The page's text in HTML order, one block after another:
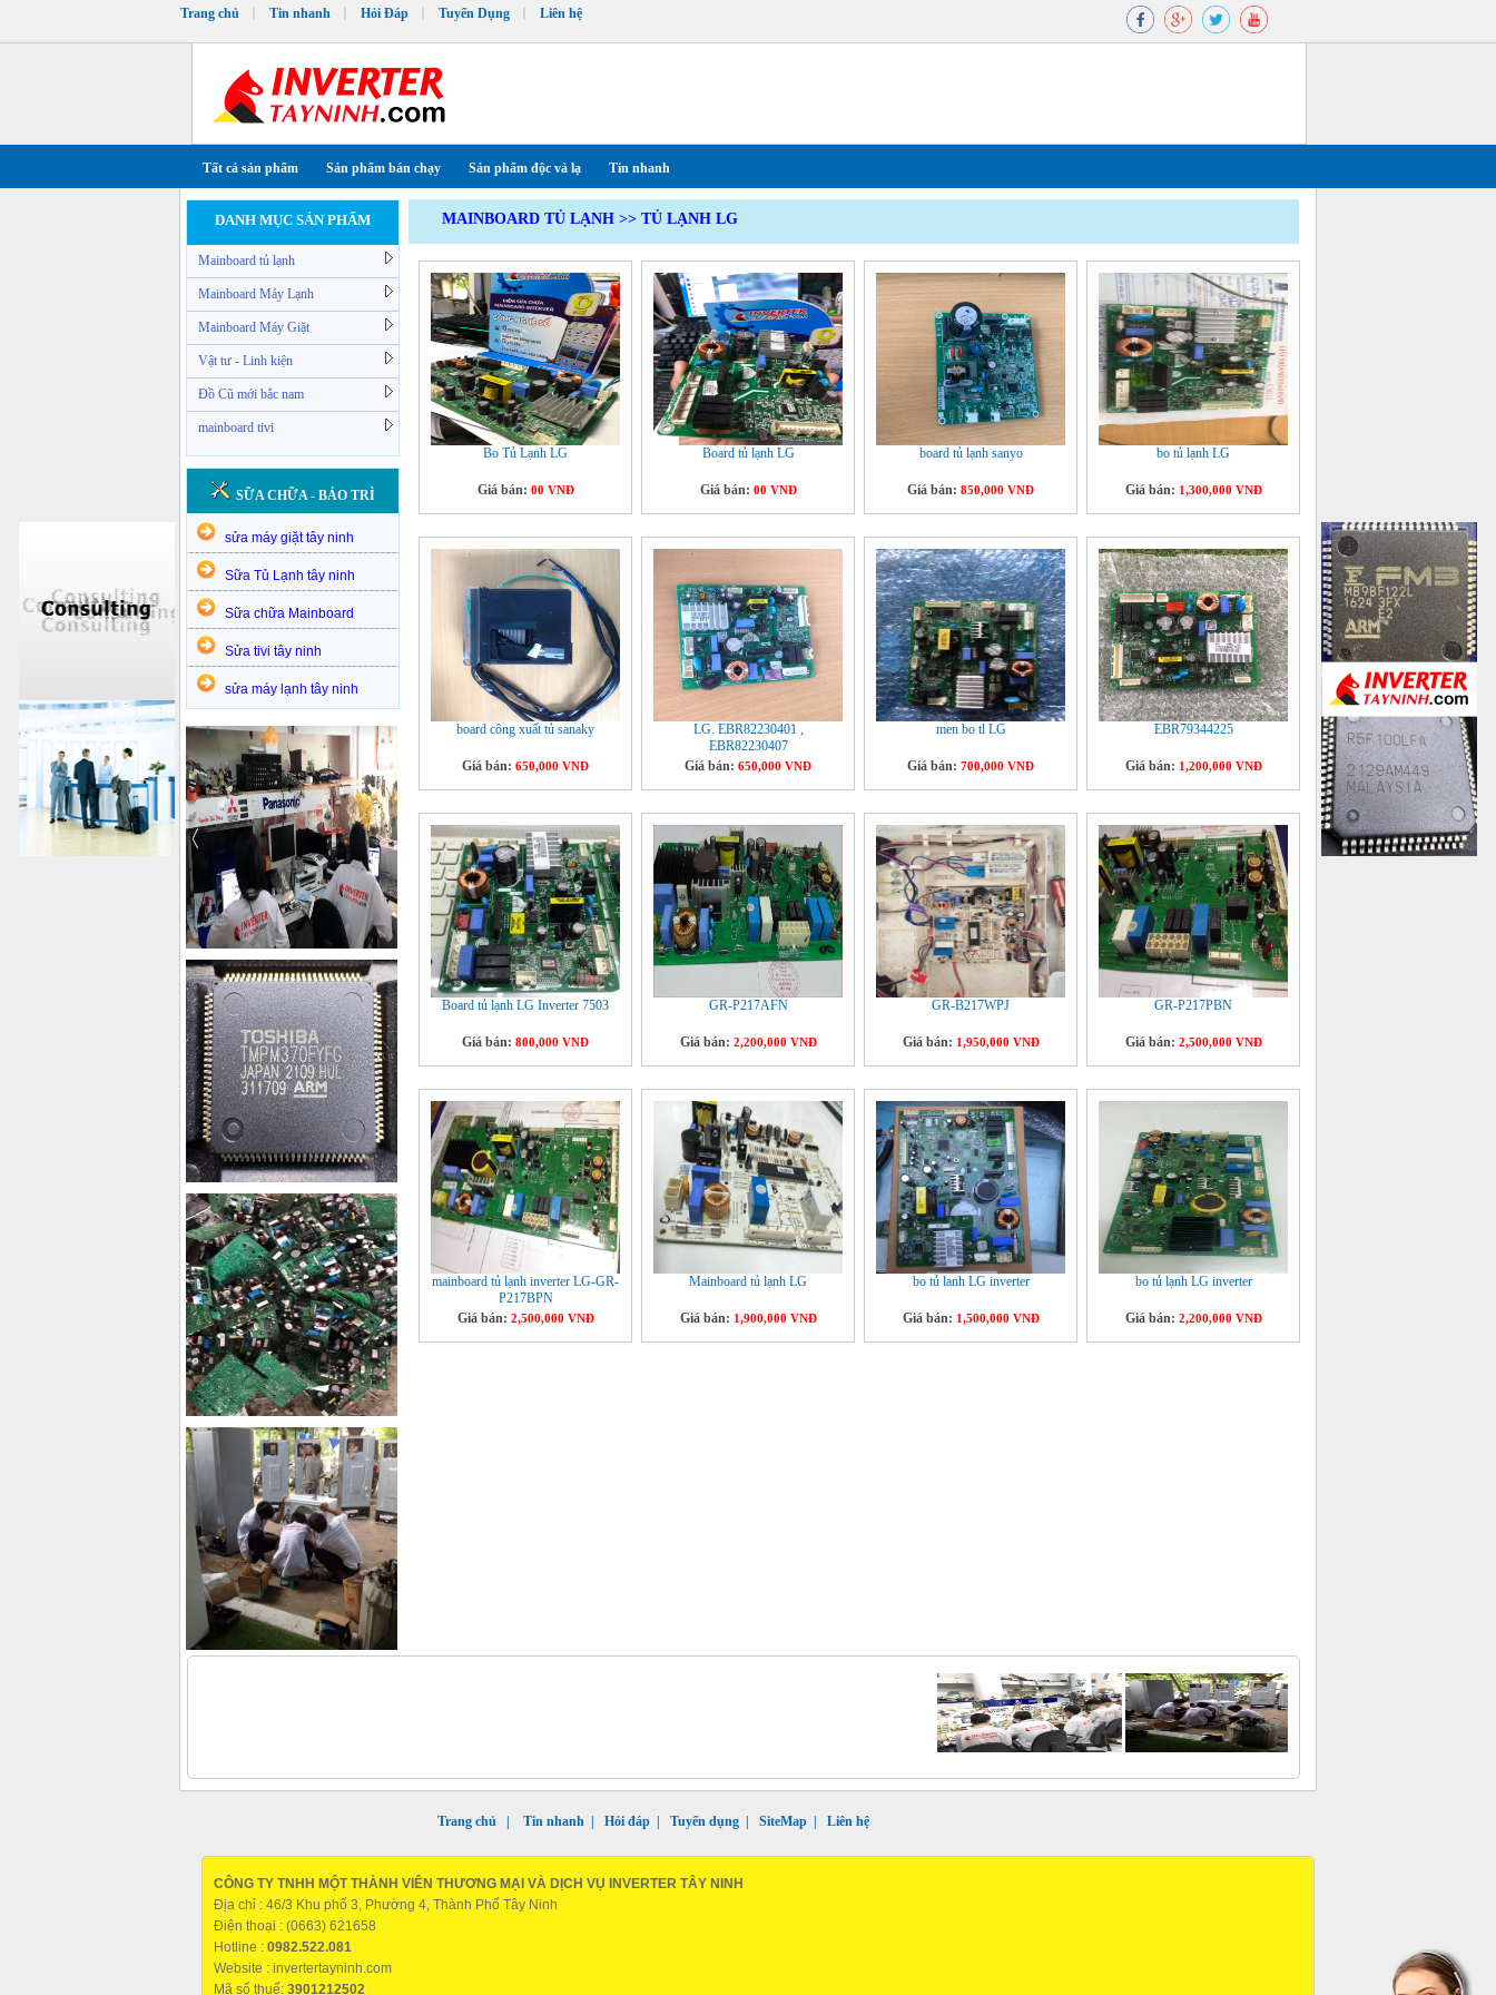
Trang chủ Tin nhanh Hỏi Đáp Tuyển Dụng Liên hệ
Tất cả sản phẩm Sản phẩm bán chạy Sản phẩm độc và lạ Tin nhanh
DANH MỤC SẢN PHẨM
Mainboard tủ lạnh
Mainboard Máy Lạnh
Mainboard Máy Giặt
Vật tư - Linh kiện
Đồ Cũ mới bắc nam
mainboard tivi
SỮA CHỮA - BẢO TRÌ
sửa máy giặt tây ninh
Sữa Tủ Lạnh tây ninh
Sữa chữa Mainboard
Sửa tivi tây ninh
sửa máy lạnh tây ninh
MAINBOARD TỦ LẠNH >> TỦ LẠNH LG
Bo Tủ Lạnh LG
Giá bán: 00 VNĐ
Board tủ lạnh LG
Giá bán: 00 VNĐ
board tủ lạnh sanyo
Giá bán: 850,000 VNĐ
bo tủ lạnh LG
Giá bán: 1,300,000 VNĐ
board công xuất tủ sanaky
Giá bán: 650,000 VNĐ
LG. EBR82230401 ,
EBR82230407
Giá bán: 650,000 VNĐ
men bo tl LG
Giá bán: 700,000 VNĐ
EBR79344225
Giá bán: 1,200,000 VNĐ
Board tủ lạnh LG Inverter 7503
Giá bán: 800,000 VNĐ
GR-P217AFN
Giá bán: 2,200,000 VNĐ
GR-B217WPJ
Giá bán: 1,950,000 VNĐ
GR-P217PBN
Giá bán: 2,500,000 VNĐ
mainboard tủ lạnh inverter LG-GR-
P217BPN
Giá bán: 2,500,000 VNĐ
Mainboard tủ lạnh LG
Giá bán: 1,900,000 VNĐ
bo tủ lanh LG inverter
Giá bán: 1,500,000 VNĐ
bo tủ lạnh LG inverter
Giá bán: 2,200,000 VNĐ
Trang chủ Tin nhanh Hỏi đáp Tuyển dụng SiteMap Liên hệ
CÔNG TY TNHH MỘT THÀNH VIÊN THƯƠNG MẠI VÀ DỊCH VỤ INVERTER TÂY NINH
Địa chỉ : 46/3 Khu phố 3, Phường 4, Thành Phố Tây Ninh
Điện thoại : (0663) 621658
Hotline : 0982.522.081
Website : invertertayninh.com
Mã số thuế: 3901212502